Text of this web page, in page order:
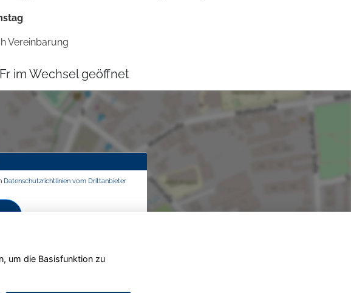
Vereinbarung
im Wechsel geöffnet
Datenschutzrichtlinien vom Drittanbieter
um die Basisfunktion zu